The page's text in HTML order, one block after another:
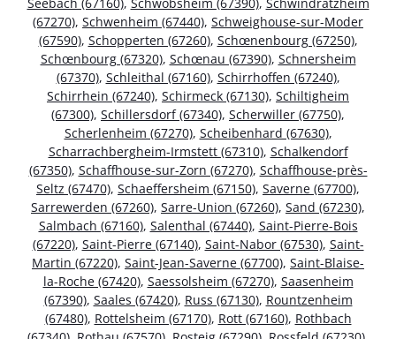
(67270), Schwenheim (67440), Schweighouse-sur-Moder
(67590), Schopperten (67260), Schœnenbourg (67250),
Schœnbourg (67320), Schœnau (67390), Schnersheim
(67370), Schleithal (67160), Schirrhoffen (67240),
Schirrhein (67240), Schirmeck (67130), Schiltigheim
(67300), Schillersdorf (67340), Scherwiller (67750),
Scherlenheim (67270), Scheibenhard (67630),
Scharrachbergheim-Irmstett (67310), Schalkendorf
(67350), Schaffhouse-sur-Zorn (67270), Schaffhouse-près-
Seltz (67470), Schaeffersheim (67150), Saverne (67700),
Sarrewerden (67260), Sarre-Union (67260), Sand (67230),
Salmbach (67160), Salenthal (67440), Saint-Pierre-Bois
(67220), Saint-Pierre (67140), Saint-Nabor (67530), Saint-
Martin (67220), Saint-Jean-Saverne (67700), Saint-Blaise-
la-Roche (67420), Saessolsheim (67270), Saasenheim
(67390), Saales (67420), Russ (67130), Rountzenheim
(67480), Rottelsheim (67170), Rott (67160), Rothbach